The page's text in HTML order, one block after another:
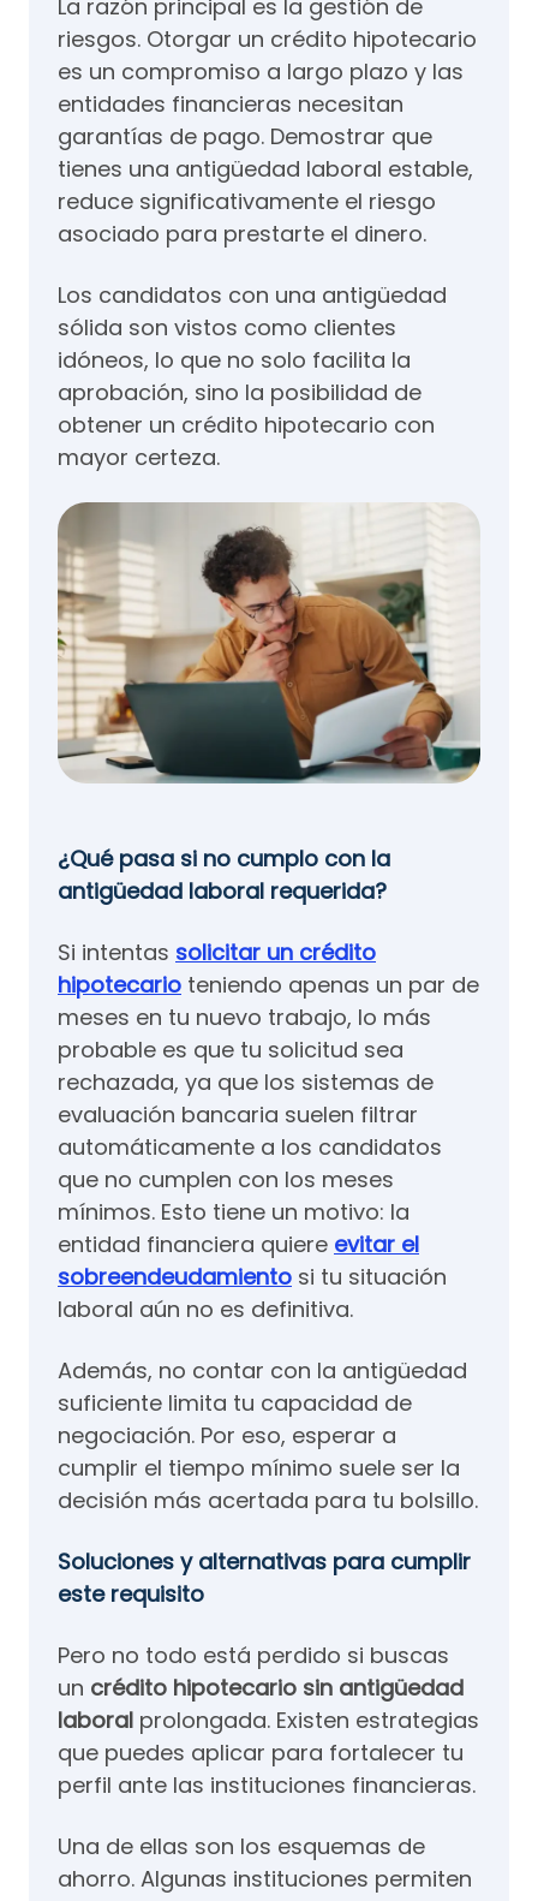
La razón principal es la gestión de
riesgos. Otorgar un crédito hipotecario
es un compromiso a largo plazo y las
entidades financieras necesitan
garantías de pago. Demostrar que
tienes una antigüedad laboral estable,
reduce significativamente el riesgo
asociado para prestarte el dinero.
Los candidatos con una antigüedad
sólida son vistos como clientes
idóneos, lo que no solo facilita la
aprobación, sino la posibilidad de
obtener un crédito hipotecario con
mayor certeza.
¿Qué pasa si no cumplo con la
antigüedad laboral requerida?
Si intentas solicitar un crédito
hipotecario teniendo apenas un par de
meses en tu nuevo trabajo, lo más
probable es que tu solicitud sea
rechazada, ya que los sistemas de
evaluación bancaria suelen filtrar
automáticamente a los candidatos
que no cumplen con los meses
mínimos. Esto tiene un motivo: la
entidad financiera quiere evitar el
sobreendeudamiento si tu situación
laboral aún no es definitiva.
Además, no contar con la antigüedad
suficiente limita tu capacidad de
negociación. Por eso, esperar a
cumplir el tiempo mínimo suele ser la
decisión más acertada para tu bolsillo.
Soluciones y alternativas para cumplir
este requisito
Pero no todo está perdido si buscas
un crédito hipotecario sin antigüedad
laboral prolongada. Existen estrategias
que puedes aplicar para fortalecer tu
perfil ante las instituciones financieras.
Una de ellas son los esquemas de
ahorro. Algunas instituciones permiten